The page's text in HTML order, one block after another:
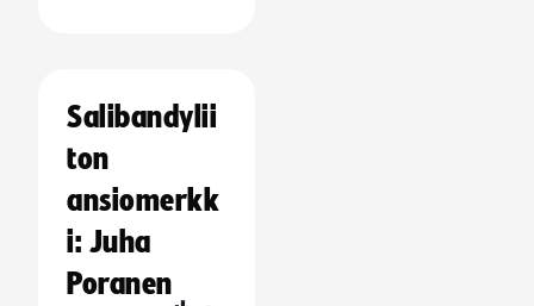
Salibandylii
ton
ansiomerkk
i: Juha
Poranen